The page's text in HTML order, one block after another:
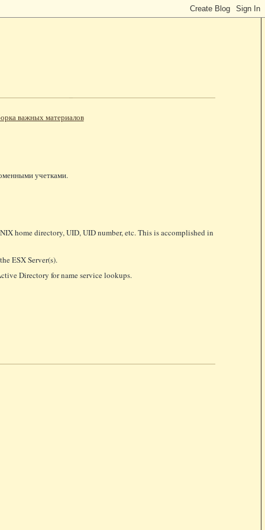
важных материалов
учетками.
home directory, UID, UID number, etc. This is accomplished in
ESX Server(s).
Directory for name service lookups.